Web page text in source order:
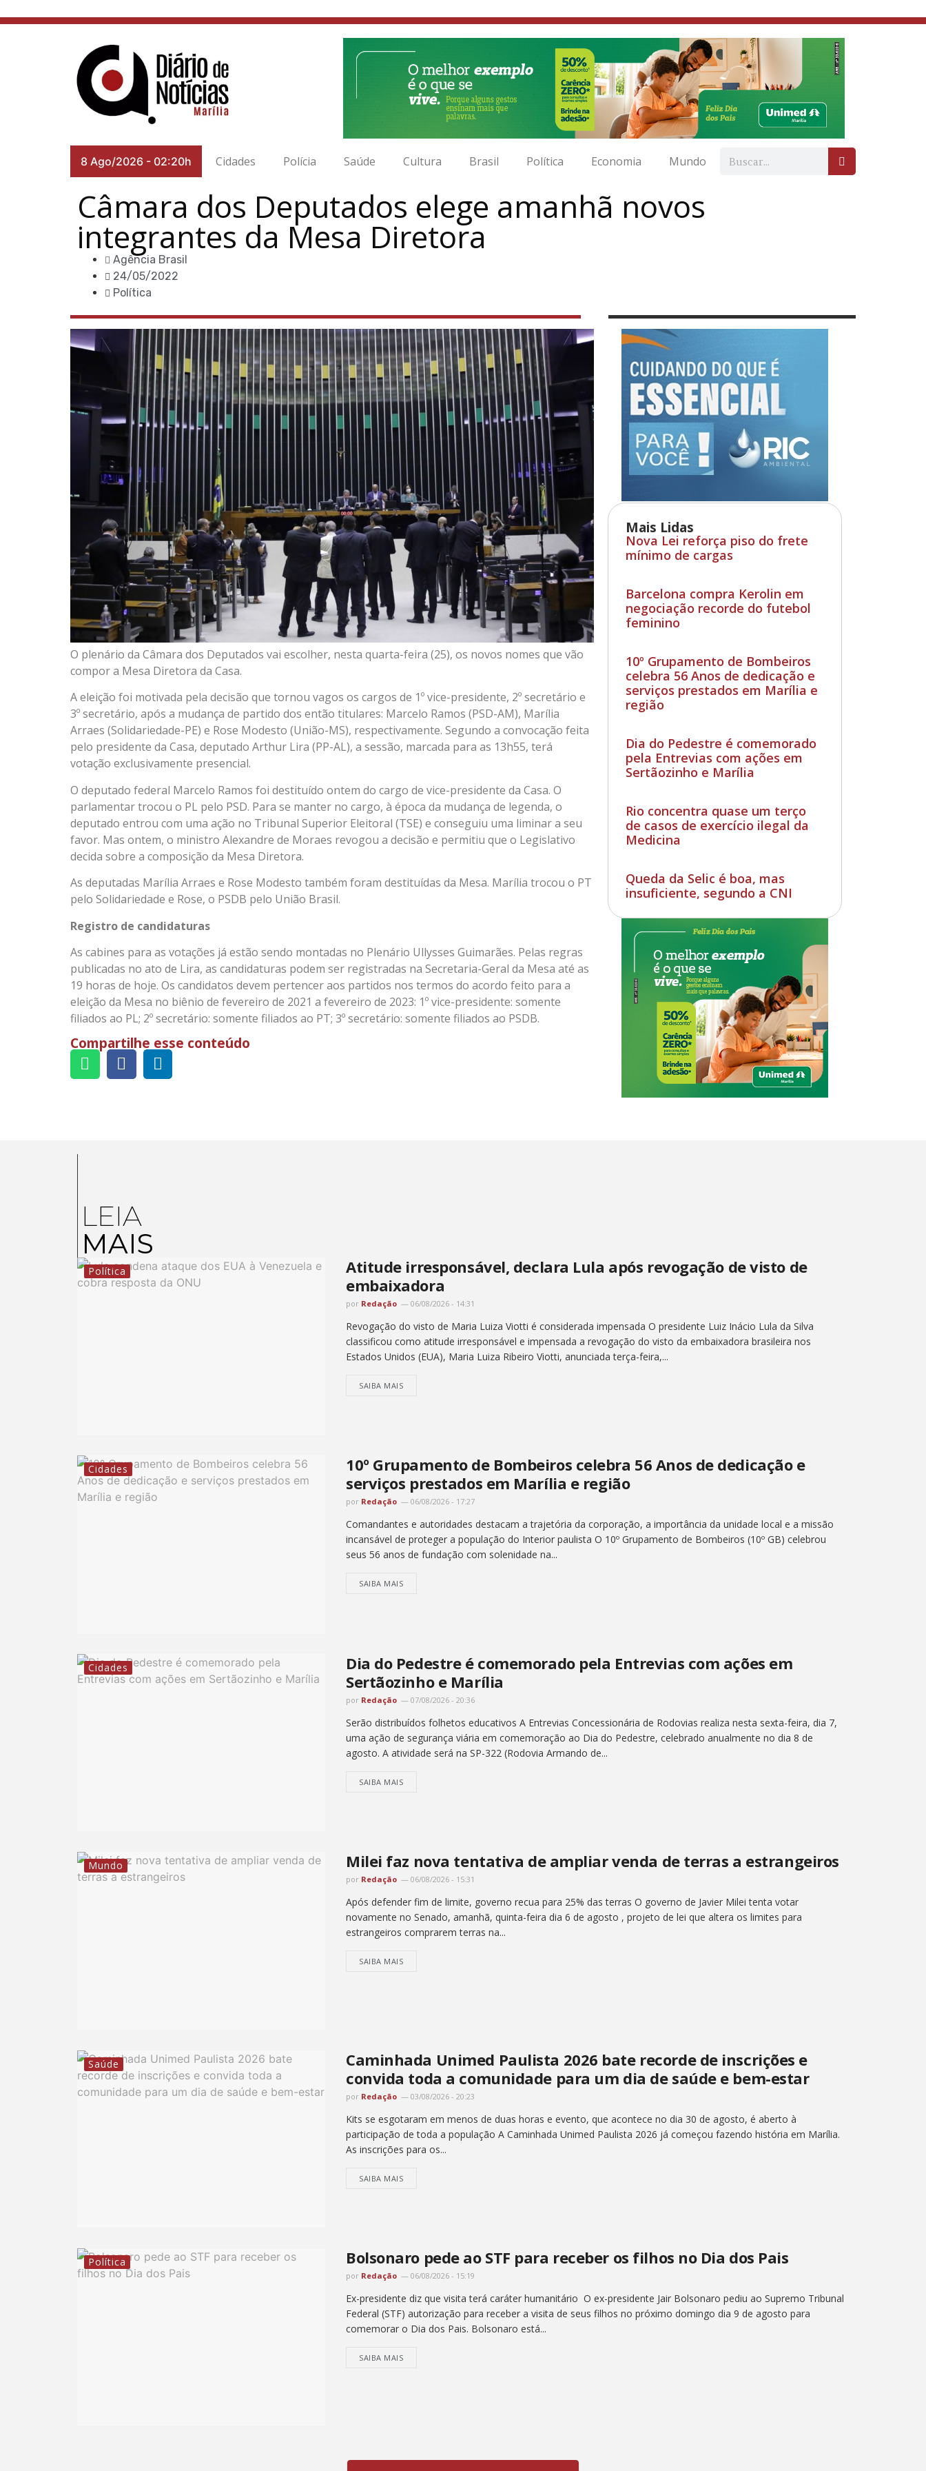
8 Ago/2026 - 02:20h Cidades Polícia Saúde Cultura Brasil Política Economia Mundo
Câmara dos Deputados elege amanhã novos
integrantes da Mesa Diretora
Agência Brasil
24/05/2022
Política
Mais Lidas
Nova Lei reforça piso do frete
mínimo de cargas
Barcelona compra Kerolin em
negociação recorde do futebol
feminino
10º Grupamento de Bombeiros
celebra 56 Anos de dedicação e
serviços prestados em Marília e
região
Dia do Pedestre é comemorado
pela Entrevias com ações em
Sertãozinho e Marília
Rio concentra quase um terço
de casos de exercício ilegal da
Medicina
Queda da Selic é boa, mas
insuficiente, segundo a CNI
O plenário da Câmara dos Deputados vai escolher, nesta quarta-feira (25), os novos nomes que vão
compor a Mesa Diretora da Casa.
A eleição foi motivada pela decisão que tornou vagos os cargos de 1º vice-presidente, 2º secretário e
3º secretário, após a mudança de partido dos então titulares: Marcelo Ramos (PSD-AM), Marília
Arraes (Solidariedade-PE) e Rose Modesto (União-MS), respectivamente. Segundo a convocação feita
pelo presidente da Casa, deputado Arthur Lira (PP-AL), a sessão, marcada para as 13h55, terá
votação exclusivamente presencial.
O deputado federal Marcelo Ramos foi destituído ontem do cargo de vice-presidente da Casa. O
parlamentar trocou o PL pelo PSD. Para se manter no cargo, à época da mudança de legenda, o
deputado entrou com uma ação no Tribunal Superior Eleitoral (TSE) e conseguiu uma liminar a seu
favor. Mas ontem, o ministro Alexandre de Moraes revogou a decisão e permitiu que o Legislativo
decida sobre a composição da Mesa Diretora.
As deputadas Marília Arraes e Rose Modesto também foram destituídas da Mesa. Marília trocou o PT
pelo Solidariedade e Rose, o PSDB pelo União Brasil.
Registro de candidaturas
As cabines para as votações já estão sendo montadas no Plenário Ullysses Guimarães. Pelas regras
publicadas no ato de Lira, as candidaturas podem ser registradas na Secretaria-Geral da Mesa até as
19 horas de hoje. Os candidatos devem pertencer aos partidos nos termos do acordo feito para a
eleição da Mesa no biênio de fevereiro de 2021 a fevereiro de 2023: 1º vice-presidente: somente
filiados ao PL; 2º secretário: somente filiados ao PT; 3º secretário: somente filiados ao PSDB.
Compartilhe esse conteúdo
LEIA
MAIS
Política
Atitude irresponsável, declara Lula após revogação de visto de
embaixadora
por Redação 06/08/2026 - 14:31
Revogação do visto de Maria Luiza Viotti é considerada impensada O presidente Luiz Inácio Lula da Silva
classificou como atitude irresponsável e impensada a revogação do visto da embaixadora brasileira nos
Estados Unidos (EUA), Maria Luiza Ribeiro Viotti, anunciada terça-feira,...
SAIBA MAIS
Cidades
10º Grupamento de Bombeiros celebra 56 Anos de dedicação e
serviços prestados em Marília e região
por Redação 06/08/2026 - 17:27
Comandantes e autoridades destacam a trajetória da corporação, a importância da unidade local e a missão
incansável de proteger a população do Interior paulista O 10º Grupamento de Bombeiros (10º GB) celebrou
seus 56 anos de fundação com solenidade na...
SAIBA MAIS
Cidades
Dia do Pedestre é comemorado pela Entrevias com ações em
Sertãozinho e Marília
por Redação 07/08/2026 - 20:36
Serão distribuídos folhetos educativos A Entrevias Concessionária de Rodovias realiza nesta sexta-feira, dia 7,
uma ação de segurança viária em comemoração ao Dia do Pedestre, celebrado anualmente no dia 8 de
agosto. A atividade será na SP-322 (Rodovia Armando de...
SAIBA MAIS
Mundo Milei faz nova tentativa de ampliar venda de terras a estrangeiros
por Redação 06/08/2026 - 15:31
Após defender fim de limite, governo recua para 25% das terras O governo de Javier Milei tenta votar
novamente no Senado, amanhã, quinta-feira dia 6 de agosto , projeto de lei que altera os limites para
estrangeiros comprarem terras na...
SAIBA MAIS
Saúde
Caminhada Unimed Paulista 2026 bate recorde de inscrições e
convida toda a comunidade para um dia de saúde e bem-estar
por Redação 03/08/2026 - 20:23
Kits se esgotaram em menos de duas horas e evento, que acontece no dia 30 de agosto, é aberto à
participação de toda a população A Caminhada Unimed Paulista 2026 já começou fazendo história em Marília.
As inscrições para os...
SAIBA MAIS
Política Bolsonaro pede ao STF para receber os filhos no Dia dos Pais
por Redação 06/08/2026 - 15:19
Ex-presidente diz que visita terá caráter humanitário O ex-presidente Jair Bolsonaro pediu ao Supremo Tribunal
Federal (STF) autorização para receber a visita de seus filhos no próximo domingo dia 9 de agosto para
comemorar o Dia dos Pais. Bolsonaro está...
SAIBA MAIS